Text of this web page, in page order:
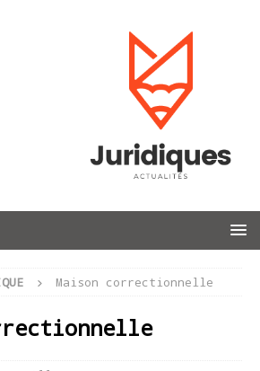
Maison correctionnelle